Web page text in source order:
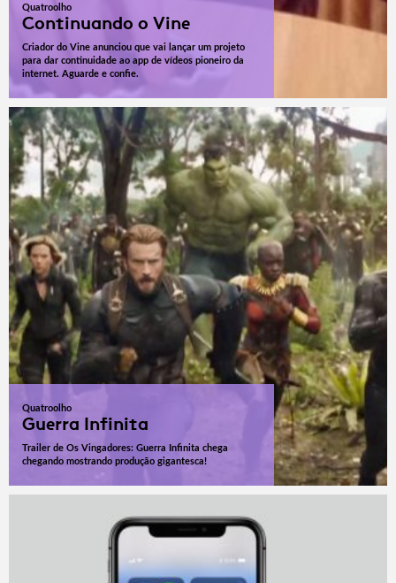
Quatroolho
Continuando o Vine
Criador do Vine anunciou que vai lançar um projeto
para dar continuidade ao app de vídeos pioneiro da
internet. Aguarde e confie.
Quatroolho
Guerra Infinita
Trailer de Os Vingadores: Guerra Infinita chega
chegando mostrando produção gigantesca!